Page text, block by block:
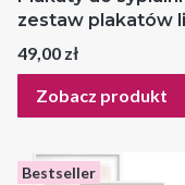
zestaw plakatów
Cena
49,00 zł
Zobacz produkt
Bestseller